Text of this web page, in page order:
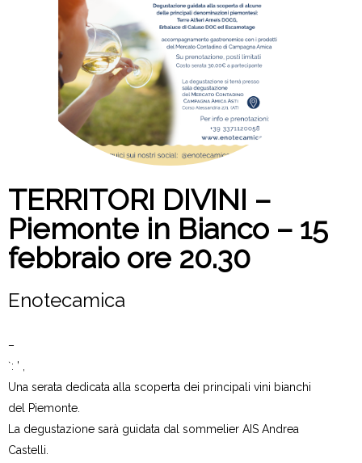
TERRITORI DIVINI –
Piemonte in Bianco – 15
febbraio ore 20.30
Enotecamica
–
̀ : ’ ,
Una serata dedicata alla scoperta dei principali vini bianchi
del Piemonte.
La degustazione sarà guidata dal sommelier AIS Andrea
Castelli.